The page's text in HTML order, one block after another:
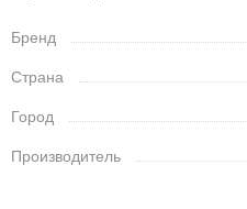
Бренд
Страна
Город
Производитель